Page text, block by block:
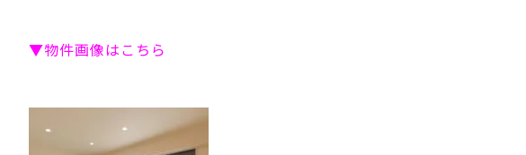
▼物件画像はこちら